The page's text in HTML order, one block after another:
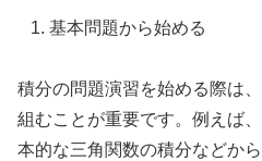
基本問題から始める
積分の問題演習を始める際は
組むことが重要です。例えば
本的な三角関数の積分などか